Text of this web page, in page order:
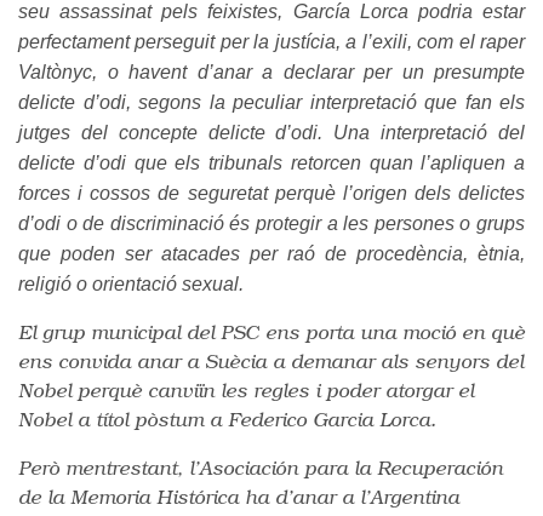
seu assassinat pels feixistes, García Lorca podria estar
perfectament perseguit per la justícia, a l’exili, com el raper
Valtònyc, o havent d’anar a declarar per un presumpte
delicte d’odi, segons la peculiar interpretació que fan els
jutges del concepte delicte d’odi. Una interpretació del
delicte d’odi que els tribunals retorcen quan l’apliquen a
forces i cossos de seguretat perquè l’origen dels delictes
d’odi o de discriminació és protegir a les persones o grups
que poden ser atacades per raó de procedència, ètnia,
religió o orientació sexual.
El grup municipal del PSC ens porta una moció en què
ens convida anar a Suècia a demanar als senyors del
Nobel perquè canviïn les regles i poder atorgar el
Nobel a títol pòstum a Federico Garcia Lorca.
Però mentrestant, l’Asociación para la Recuperación
de la Memoria Histórica ha d’anar a l’Argentina